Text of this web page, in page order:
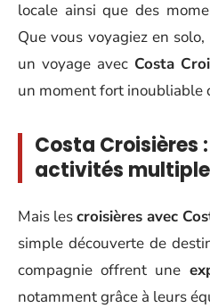
locale ainsi que des
Que vous voyagiez en
un voyage avec Costa
un moment fort inoubliable
Costa Croisières
activités
Mais lescroisières avec
simple découverte de
compagnie offrent une
notamment grâce à leurs